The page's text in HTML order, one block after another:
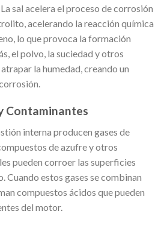
sal acelera el proceso de corrosión
acelerando la reacción química
lo que provoca la formación
el polvo, la suciedad y otros
la humedad, creando un
Contaminantes
interna producen gases de
de azufre y otros
pueden corroer las superficies
Cuando estos gases se combinan
compuestos ácidos que pueden
del motor.